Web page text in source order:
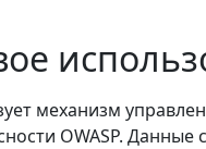
механизм
OWASP. Данные